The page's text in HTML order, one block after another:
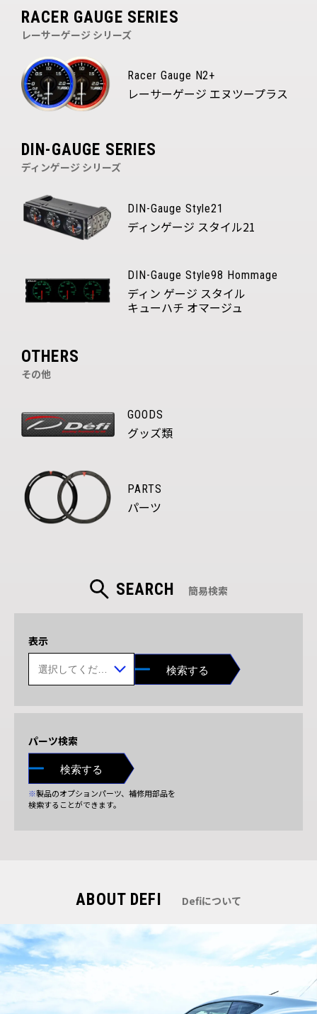
RACER GAUGE SERIES
レーサーゲージ シリーズ
Racer Gauge N2+
レーサーゲージ エヌツープラス
DIN-GAUGE SERIES
ディンゲージ シリーズ
DIN-Gauge Style21
ディンゲージ スタイル21
DIN-Gauge Style98 Hommage
ディン ゲージ スタイル
キューハチ オマージュ
OTHERS
その他
GOODS
グッズ類
PARTS
パーツ
SEARCH 簡易検索
表示
検索する
パーツ検索
検索する
※製品のオプションパーツ、補修用部品を
検索することができます。
ABOUT DEFI Defiについて